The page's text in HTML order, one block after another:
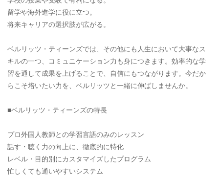
留学や海外進学に役に立つ。
将来キャリアの選択肢が広がる。
ベルリッツ・ティーンズでは、その他にも人生において大事なス
キルの一つ、コミュニケーション力も身につきます。効率的な学
習を通して成果を上げることで、自信にもつながります。今だか
らこそ培いたい力を、ベルリッツと一緒に伸ばしませんか。
■ベルリッツ・ティーンズの特長
プロ外国人教師との学習言語のみのレッスン
話す・聴く力の向上に、徹底的に特化
レベル・目的別にカスタマイズしたプログラム
忙しくても通いやすいシステム